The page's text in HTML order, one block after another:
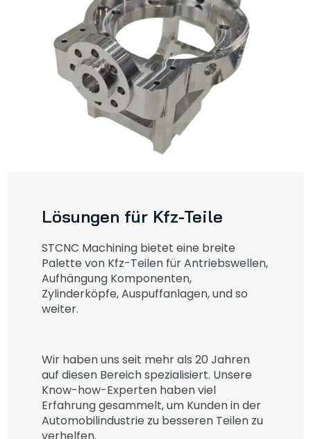
Lösungen für Kfz-Teile
STCNC Machining bietet eine breite
Palette von Kfz-Teilen für Antriebswellen,
Aufhängung Komponenten,
Zylinderköpfe, Auspuffanlagen, und so
weiter.
Wir haben uns seit mehr als 20 Jahren
auf diesen Bereich spezialisiert. Unsere
Know-how-Experten haben viel
Erfahrung gesammelt, um Kunden in der
Automobilindustrie zu besseren Teilen zu